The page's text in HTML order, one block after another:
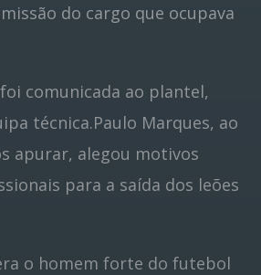
do cargo que ocupava
comunicada ao plantel,
técnica.Paulo Marques, ao
apurar, alegou motivos
para a saída dos leões
o homem forte do futebol